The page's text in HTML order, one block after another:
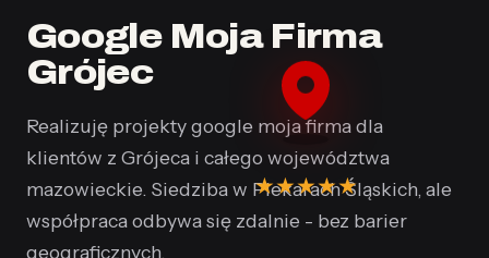
★★★★★
Google Moja Firma
Grójec
Realizuję projekty google moja firma dla
klientów z Grójeca i całego województwa
mazowieckie. Siedziba w Piekarach Śląskich, ale
współpraca odbywa się zdalnie - bez barier
geograficznych.